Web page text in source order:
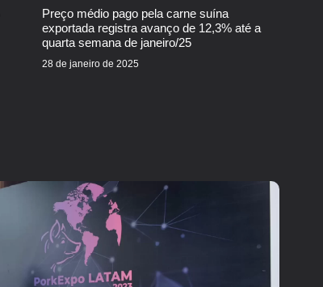
Preço médio pago pela carne suína
exportada registra avanço de 12,3% até a
quarta semana de janeiro/25
28 de janeiro de 2025